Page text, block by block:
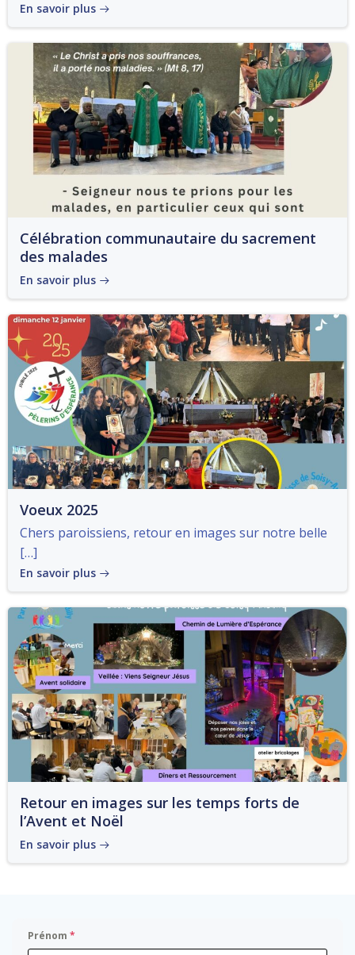
En savoir plus
Célébration communautaire du sacrement
des malades
En savoir plus
Voeux 2025
Chers paroissiens, retour en images sur notre belle
[…]
En savoir plus
Retour en images sur les temps forts de
l’Avent et Noël
En savoir plus
Prénom *